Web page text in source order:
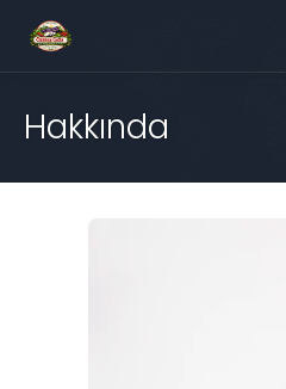
Hakkında